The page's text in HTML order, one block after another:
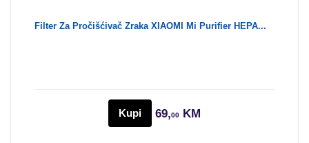
Filter Za Pročišćivač Zraka XIAOMI Mi Purifier HEPA...
Kupi 69,00 KM